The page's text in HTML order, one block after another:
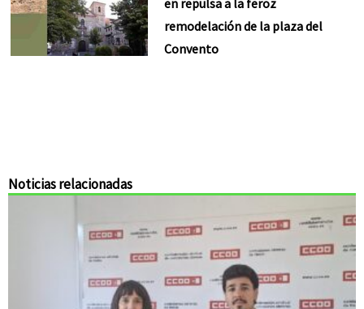
remodelación de la plaza del
Convento
Noticias relacionadas